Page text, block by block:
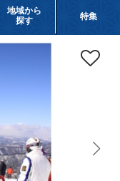
地域から
探す
特集